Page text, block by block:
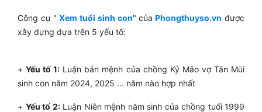
Công cụ "Xem tuổi sinh con" của Phongthuyso.vn được
xây dựng dựa trên 5 yếu tố:
+Yếu tố 1: Luận bản mệnh của chồng Kỷ Mão vợ Tân Mùi
sinh con năm 2024, 2025 ... năm nào hợp nhất
+ Yếu tố 2:Luận Niên mệnh năm sinh của chồng tuổi 1999